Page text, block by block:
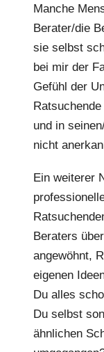
Manche
Berater/die
sie selbst
bei mir der
Gefühl der
und in
nicht
Ein weiterer
Beraters
angewöhnt,
eigenen
Du alles
Du selbst
ähnlichen